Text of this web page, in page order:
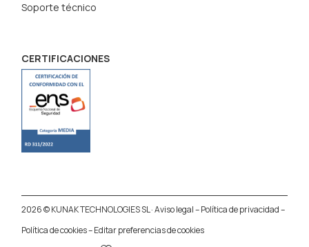
Soporte técnico
CERTIFICACIONES
2026 © KUNAK TECHNOLOGIES SL ·Aviso legal–Política de privacidad–
Política de cookies–Editar preferencias de cookies